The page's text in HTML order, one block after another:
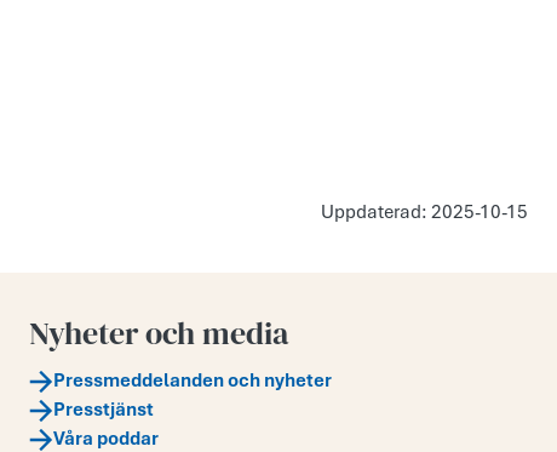
Uppdaterad: 2025-10-15
Nyheter och media
Pressmeddelanden och nyheter
Presstjänst
Våra poddar